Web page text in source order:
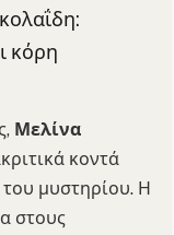
κόρη
Μελίνα
κοντά
του μυστηρίου. Η
στους